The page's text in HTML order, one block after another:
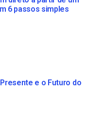
6 passos simples
Presente e o Futuro do